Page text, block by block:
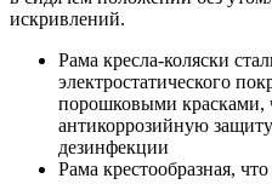
искривлений.
Рама кресла-коляски
электростатического
порошковыми красками,
антикоррозийную
дезинфекции
Рама крестообразная,